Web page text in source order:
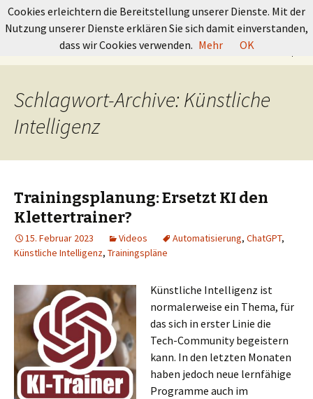
GRUNDKURS BOULDERN
Springe
nach:
Schlagwort-Archive: Künstliche
Intelligenz
Trainingsplanung: Ersetzt KI den
Klettertrainer?
15. Februar 2023 Videos Automatisierung, ChatGPT,
Künstliche Intelligenz, Trainingspläne
Künstliche Intelligenz ist
normalerweise ein Thema, für
das sich in erster Linie die
Tech-Community begeistern
kann. In den letzten Monaten
haben jedoch neue lernfähige
Programme auch im
Cookies erleichtern die Bereitstellung unserer Dienste. Mit der
Nutzung unserer Dienste erklären Sie sich damit einverstanden,
dass wir Cookies verwenden. Mehr OK